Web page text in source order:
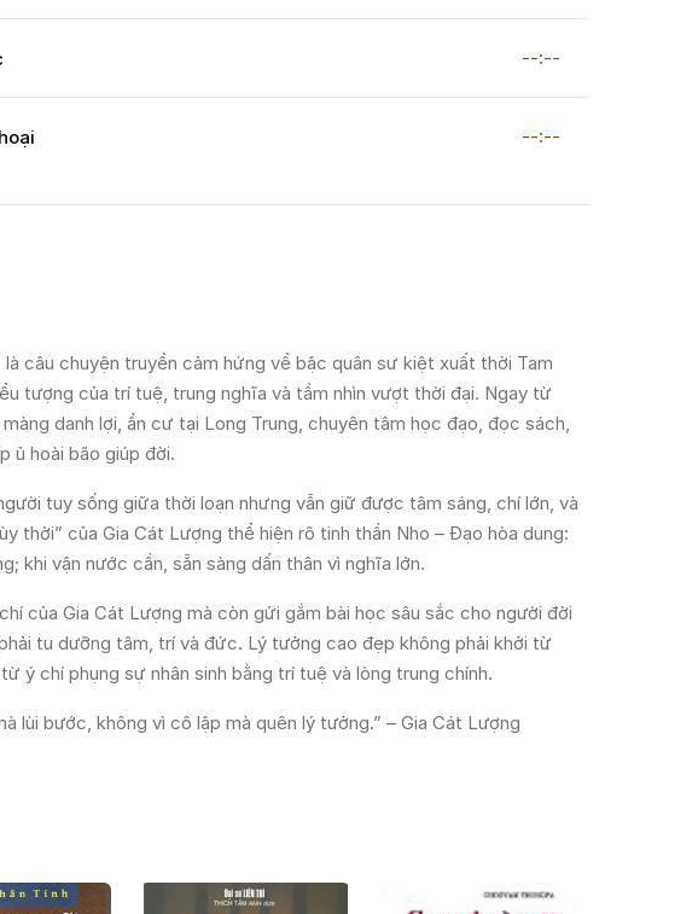
--:--
--:--
câu chuyện truyền cảm hứng về bậc quân sư kiệt xuất thời Tam
tượng của trí tuệ, trung nghĩa và tầm nhìn vượt thời đại. Ngay từ
danh lợi, ẩn cư tại Long Trung, chuyên tâm học đạo, đọc sách,
ủ hoài bão giúp đời.
tuy sống giữa thời loạn nhưng vẫn giữ được tâm sáng, chí lớn, và
thời” của Gia Cát Lượng thể hiện rõ tinh thần Nho – Đạo hòa dung:
khi vận nước cần, sẵn sàng dấn thân vì nghĩa lớn.
của Gia Cát Lượng mà còn gửi gắm bài học sâu sắc cho người đời
tu dưỡng tâm, trí và đức. Lý tưởng cao đẹp không phải khởi từ
ý chí phụng sự nhân sinh bằng trí tuệ và lòng trung chính.
lùi bước, không vì cô lập mà quên lý tưởng.” – Gia Cát Lượng